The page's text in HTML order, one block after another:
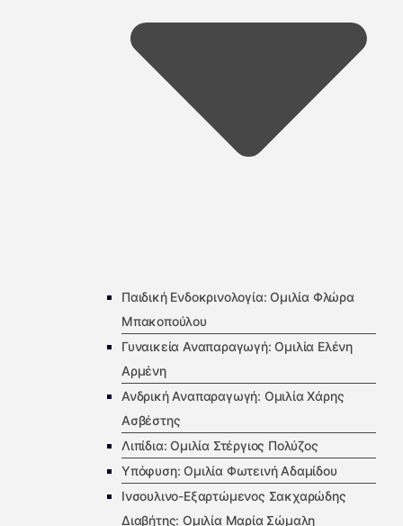
Παιδική Ενδοκρινολογία: Ομιλία Φλώρα
Μπακοπούλου
Γυναικεία Αναπαραγωγή: Ομιλία Ελένη
Αρμένη
Ανδρική Αναπαραγωγή: Ομιλία Χάρης
Ασβέστης
Λιπίδια: Ομιλία Στέργιος Πολύζος
Υπόφυση: Ομιλία Φωτεινή Αδαμίδου
Ινσουλινο-Εξαρτώμενος Σακχαρώδης
Διαβήτης: Ομιλία Μαρία Σώμαλη